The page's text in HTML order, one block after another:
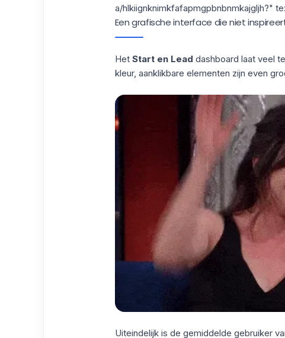
a/hlkiignknimkfafapmgpbnbnmkajgljh?"
Een grafische interface die niet
Het Start en Lead dashboard laat veel
kleur, aanklikbare elementen zijn even
Uiteindelijk is de gemiddelde gebruiker